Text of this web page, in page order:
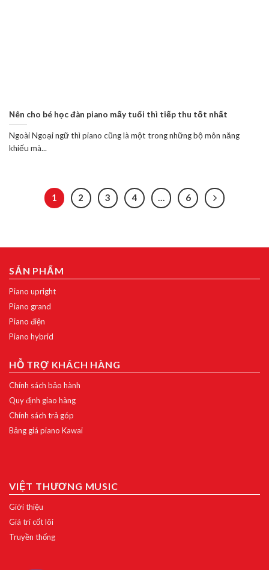
Nên cho bé học đàn piano mấy tuổi thì tiếp thu tốt nhất
Ngoài Ngoại ngữ thì piano cũng là một trong những bộ môn năng
khiếu mà...
1 2 3 4 … 6
SẢN PHẨM
Piano upright
Piano grand
Piano điện
Piano hybrid
HỖ TRỢ KHÁCH HÀNG
Chính sách bảo hành
Quy định giao hàng
Chính sách trả góp
Bảng giá piano Kawai
VIỆT THƯƠNG MUSIC
Giới thiệu
Giá trí cốt lõi
Truyền thống